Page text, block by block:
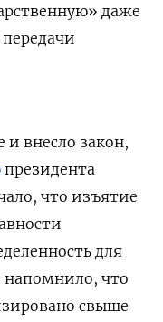
даже
внесло закон,
президента
что изъятие
для
напомнило, что
свыше